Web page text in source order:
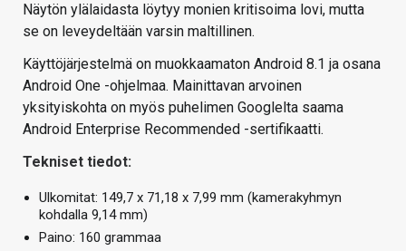
Näytön ylälaidasta löytyy monien kritisoima lovi, mutta
se on leveydeltään varsin maltillinen.
Käyttöjärjestelmä on muokkaamaton Android 8.1 ja osana
Android One -ohjelmaa. Mainittavan arvoinen
yksityiskohta on myös puhelimen Googlelta saama
Android Enterprise Recommended -sertifikaatti.
Tekniset tiedot:
Ulkomitat: 149,7 x 71,18 x 7,99 mm (kamerakyhmyn
kohdalla 9,14 mm)
Paino: 160 grammaa